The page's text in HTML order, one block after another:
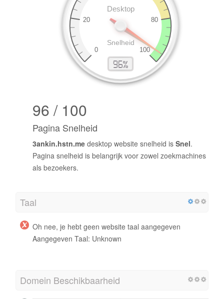
96 / 100
Pagina Snelheid
3ankin.hstn.me desktop website snelheid is Snel.
Pagina snelheid is belangrijk voor zowel zoekmachines
als bezoekers.
Taal
Oh nee, je hebt geen website taal aangegeven
Aangegeven Taal: Unknown
Domein Beschikbaarheid